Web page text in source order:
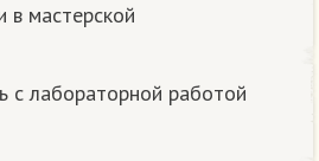
в мастерской
с лабораторной работой